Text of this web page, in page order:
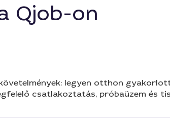
Qjob-on
legyen otthon
csatlakoztatás, próbaüzem és